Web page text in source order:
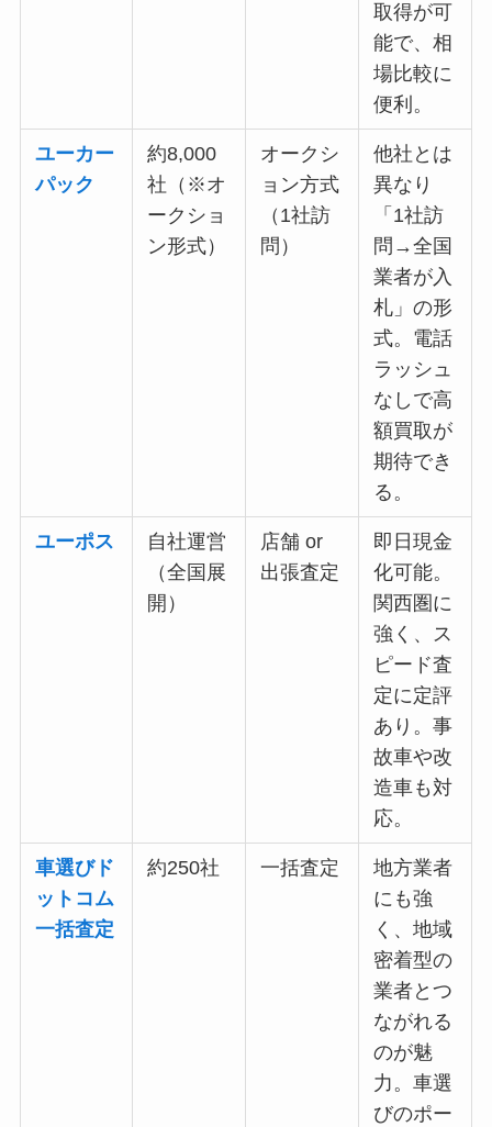
取得が可
能で、相
場比較に
便利。
ユーカー
パック
約8,000
社（※オ
ークショ
ン形式）
オークシ
ョン方式
（1社訪
問）
他社とは
異なり
「1社訪
問→全国
業者が入
札」の形
式。電話
ラッシュ
なしで高
額買取が
期待でき
る。
ユーポス
自社運営
（全国展
開）
店舗 or
出張査定
即日現金
化可能。
関西圏に
強く、ス
ピード査
定に定評
あり。事
故車や改
造車も対
応。
車選びド
ットコム
一括査定
約250社 一括査定
地方業者
にも強
く、地域
密着型の
業者とつ
ながれる
のが魅
力。車選
びのポー